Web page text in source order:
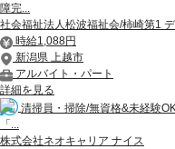
障完...
社会福祉法人松波福祉会/柿崎第1
時給1,088円
新潟県 上越市
アルバイト・パート
詳細を見る
清掃員・掃除/無資格&未経験
「...
株式会社ネオキャリア ナイス